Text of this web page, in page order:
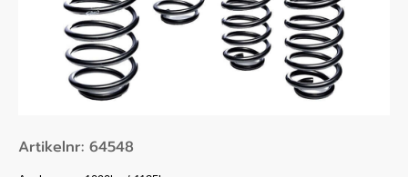
Artikelnr: 64548